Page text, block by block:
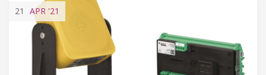
21 APR '21